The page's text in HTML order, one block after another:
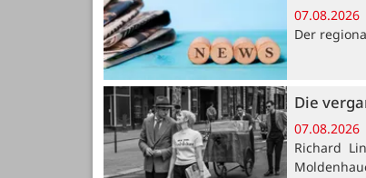
07.08.2026
Der
Die
07.08.2026
Richard